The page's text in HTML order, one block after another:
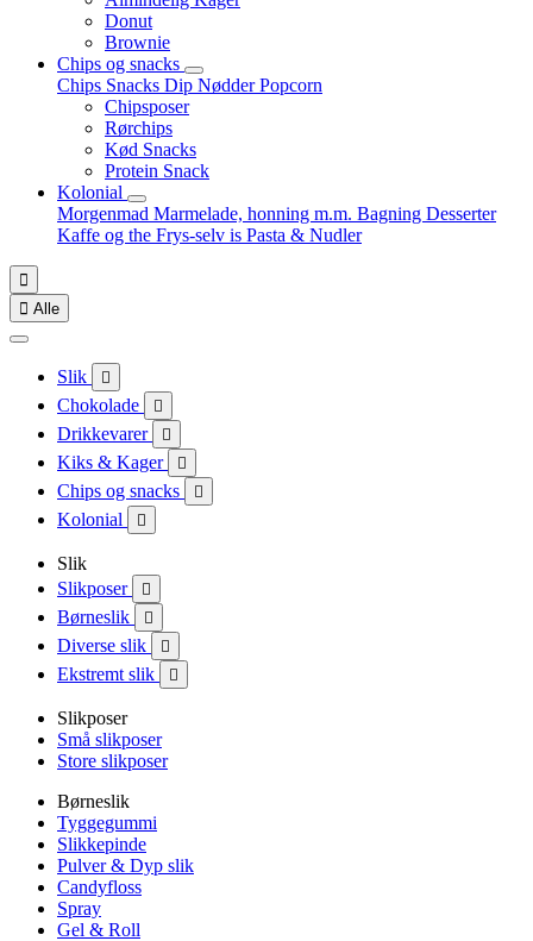
Donut
Brownie
Chips og snacks
Chips Snacks Dip NødderPopcorn
Chipsposer
Rørchips
Kød Snacks
Protein Snack
Kolonial
Morgenmad Marmelade, honning m.m. Bagning Desserter
Kaffe og the Frys-selv is Pasta & Nudler

 Alle
Slik 
Chokolade 
Drikkevarer 
Kiks & Kager 
Chips og snacks 
Kolonial 
Slik
Slikposer

Børneslik 
Diverse slik 
Ekstremt slik 
Slikposer
Små slikposer
Store slikposer
Børneslik
Tyggegummi
Slikkepinde
Pulver & Dyp slik
Candyfloss
Spray
Gel & Roll